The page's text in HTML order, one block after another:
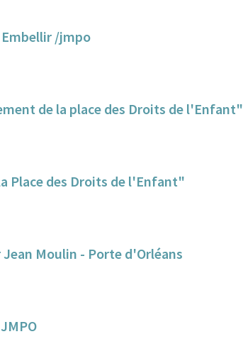
/jmpo
de la place des Droits de l'Enfant"
Place des Droits de l'Enfant"
Moulin - Porte d'Orléans